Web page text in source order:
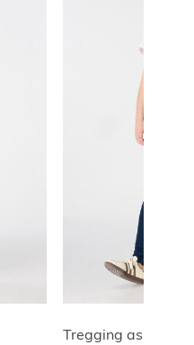
Tregging aspect